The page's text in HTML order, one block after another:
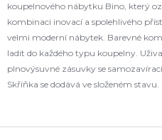
koupelnového nábytku Bino, který
kombinaci inovací a spolehlivého
velmi moderní nábytek. Barevné
ladit do každého typu koupelny.
plnovýsuvné zásuvky se
Skříňka se dodává ve složeném stavu.